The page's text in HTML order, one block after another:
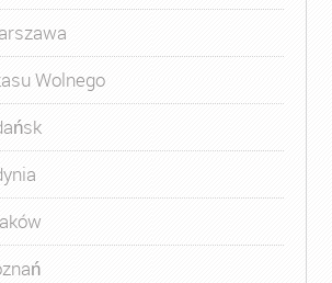
Wolnego